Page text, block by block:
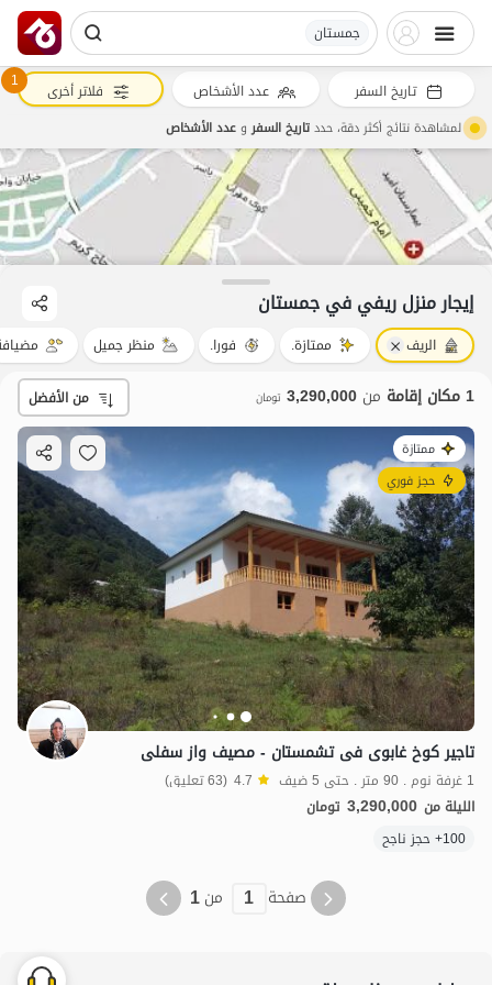
جمستان
3.29مليون ت 4.7
إيجار منزل ريفي في جمستان
الريف ممتازة. فورا. منظر جميل
1 مكان إقامة من 3,290,000 تومان من الأفضل
ممتازة
حجز فوري
تاجیر کوخ غابوی فی تشمستان - مصیف واز سفلی
1 غرفة نوم . 90 متر . حتى 5 ضيف 4.7 (63 تعليق)
الليلة من 3,290,000 تومان
100+ حجز ناجح
صفحة 1 من1
تاريخ السفر عدد الأشخاص 1 فلاتر أخرى
لمشاهدة نتائج أكثر دقة، حددتاريخ السفروعدد الأشخاص